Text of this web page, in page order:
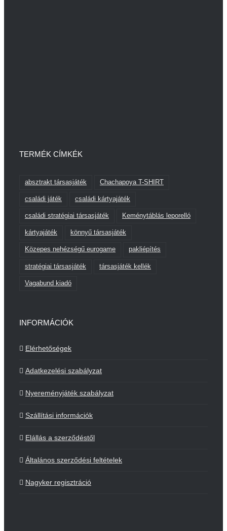
TERMÉK CÍMKÉK
absztrakt társasjáték Chachapoya T-SHIRT
családi játék családi kártyajáték
családi stratégiai társasjáték Keménytáblás leporelló
kártyajáték könnyű társasjáték
Közepes nehézségű eurogame pakliépítés
stratégiai társasjáték társasjáték kellék
Vagabund kiadó
INFORMÁCIÓK
Elérhetőségek
Adatkezelési szabályzat
Nyereményjáték szabályzat
Szállítási információk
Elállás a szerződéstől
Általános szerződési feltételek
Nagyker regisztráció